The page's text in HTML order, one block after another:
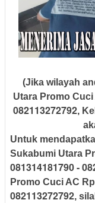
(Jika wilayah
Utara Promo
082113272792,
Untuk
Sukabumi Utara
081314181790 -
Promo Cuci AC
082113272792,